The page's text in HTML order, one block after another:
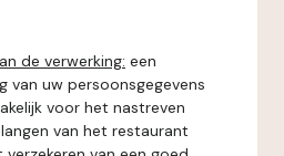
de verwerking: een
van uw persoonsgegevens
voor het nastreven
van het restaurant